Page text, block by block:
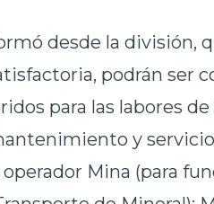
desde la división,
podrán ser
para las labores
y
Mina (para